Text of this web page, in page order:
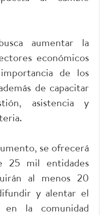
aumentar la
económicos
de los
de capacitar
asistencia y
se ofrecerá
25 mil entidades
al menos 20
y alentar el
en la comunidad